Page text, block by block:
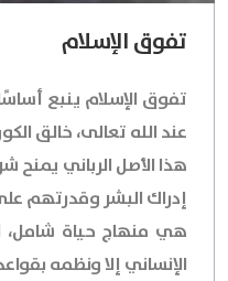
تفوق الإسلام
تفوق الإسلام ينبع
عند الله تعالى، خالق
هذا الأصل الرباني يمنح
إدراك البشر وقدرتهم
هي منهاج حياة شامل،
الإنساني إلا ونظمه